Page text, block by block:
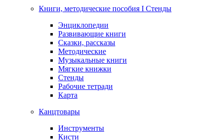
Книги, методические пособия I Стенды
Энциклопедии
Развивающие книги
Сказки, рассказы
Методические
Музыкальные книги
Мягкие книжки
Стенды
Рабочие тетради
Карта
Канцтовары
Инструменты
Кисти